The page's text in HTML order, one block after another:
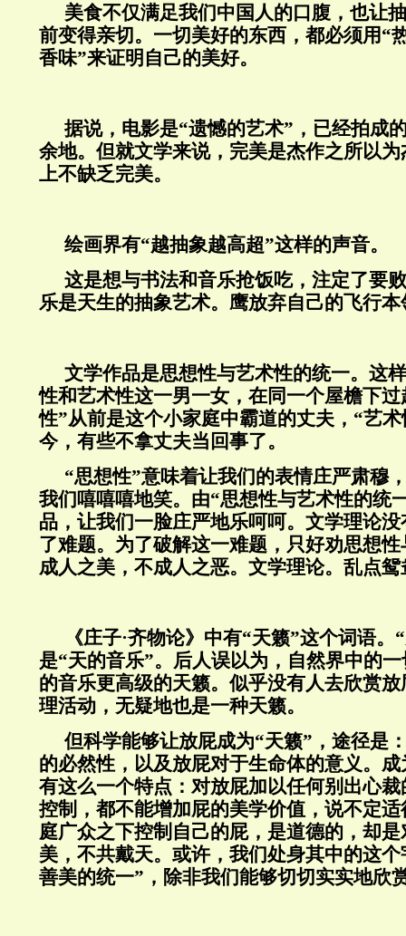
美食不仅满足我们中国人的口腹，也让
前变得亲切。一切美好的东西，都必须用“
香味”来证明自己的美好。
据说，电影是“遗憾的艺术”，已经拍成
余地。但就文学来说，完美是杰作之所以
上不缺乏完美。
绘画界有“越抽象越高超”这样的声音。
这是想与书法和音乐抢饭吃，注定了要
乐是天生的抽象艺术。鹰放弃自己的飞行
文学作品是思想性与艺术性的统一。这
性和艺术性这一男一女，在同一个屋檐下
性”从前是这个小家庭中霸道的丈夫，“艺
今，有些不拿丈夫当回事了。
“思想性”意味着让我们的表情庄严肃穆
我们嘻嘻嘻地笑。由“思想性与艺术性的统
品，让我们一脸庄严地乐呵呵。文学理论
了难题。为了破解这一难题，只好劝思想
成人之美，不成人之恶。文学理论。乱点鸳
《庄子·齐物论》中有“天籁”这个词语
是“天的音乐”。后人误以为，自然界中的
的音乐更高级的天籁。似乎没有人去欣赏
理活动，无疑地也是一种天籁。
但科学能够让放屁成为“天籁”，途径是
的必然性，以及放屁对于生命体的意义。
有这么一个特点：对放屁加以任何别出心
控制，都不能增加屁的美学价值，说不定
庭广众之下控制自己的屁，是道德的，却
美，不共戴天。或许，我们处身其中的这
善美的统一”，除非我们能够切切实实地欣